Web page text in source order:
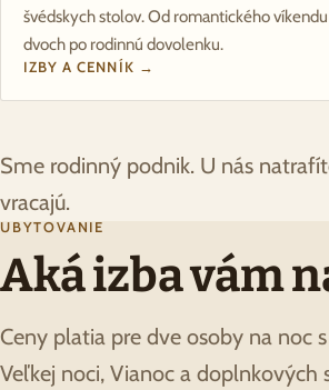
švédskych stolov. Od romantického
dvoch po rodinnú dovolenku.
IZBY A CENNÍK →
Sme rodinný podnik. U nás
vracajú.
UBYTOVANIE
Aká izba vám
Ceny platia pre dve osoby na noc
Veľkej noci, Vianoc a doplnkových